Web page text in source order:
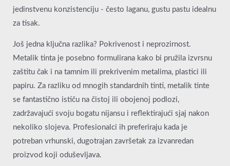
jedinstvenu konzistenciju - često laganu, gustu pastu idealnu
za tisak.
Još jedna ključna razlika? Pokrivenost i neprozirnost.
Metalik tinta je posebno formulirana kako bi pružila izvrsnu
zaštitu čak i na tamnim ili prekrivenim metalima, plastici ili
papiru. Za razliku od mnogih standardnih tinti, metalik tinte
se fantastično ističu na čistoj ili obojenoj podlozi,
zadržavajući svoju bogatu nijansu i reflektirajući sjaj nakon
nekoliko slojeva. Profesionalci ih preferiraju kada je
potreban vrhunski, dugotrajan završetak za izvanredan
proizvod koji oduševljava.